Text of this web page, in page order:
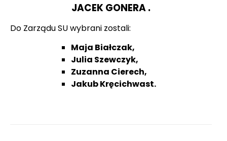
JACEK GONERA .
Do Zarządu SU wybrani zostali:
Maja Białczak,
Julia Szewczyk,
Zuzanna Cierech,
Jakub Kręcichwast.